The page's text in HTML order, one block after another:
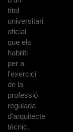
títol
universitari
oficial
que els
habiliti
per a
l'exercici
de la
professió
regulada
d'arquitecte
tècnic.